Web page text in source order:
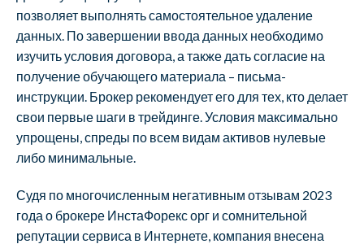
позволяет выполнять самостоятельное удаление
данных. По завершении ввода данных необходимо
изучить условия договора, а также дать согласие на
получение обучающего материала – письма-
инструкции. Брокер рекомендует его для тех, кто делает
свои первые шаги в трейдинге. Условия максимально
упрощены, спреды по всем видам активов нулевые
либо минимальные.
Судя по многочисленным негативным отзывам 2023
года о брокере ИнстаФорекс орг и сомнительной
репутации сервиса в Интернете, компания внесена